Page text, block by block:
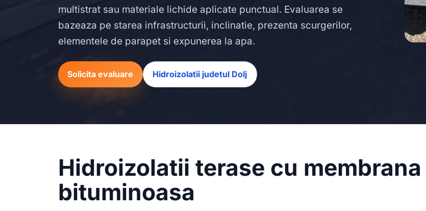
multistrat sau materiale lichide aplicate punctual. Evaluarea se
bazeaza pe starea infrastructurii, inclinatie, prezenta scurgerilor,
elementele de parapet si expunerea la apa.
Solicita evaluare Hidroizolatii judetul Dolj
Hidroizolatii terase cu membrana
bituminoasa